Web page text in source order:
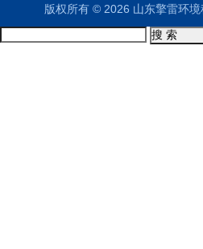
版权所有 © 2026 山东擎雷环